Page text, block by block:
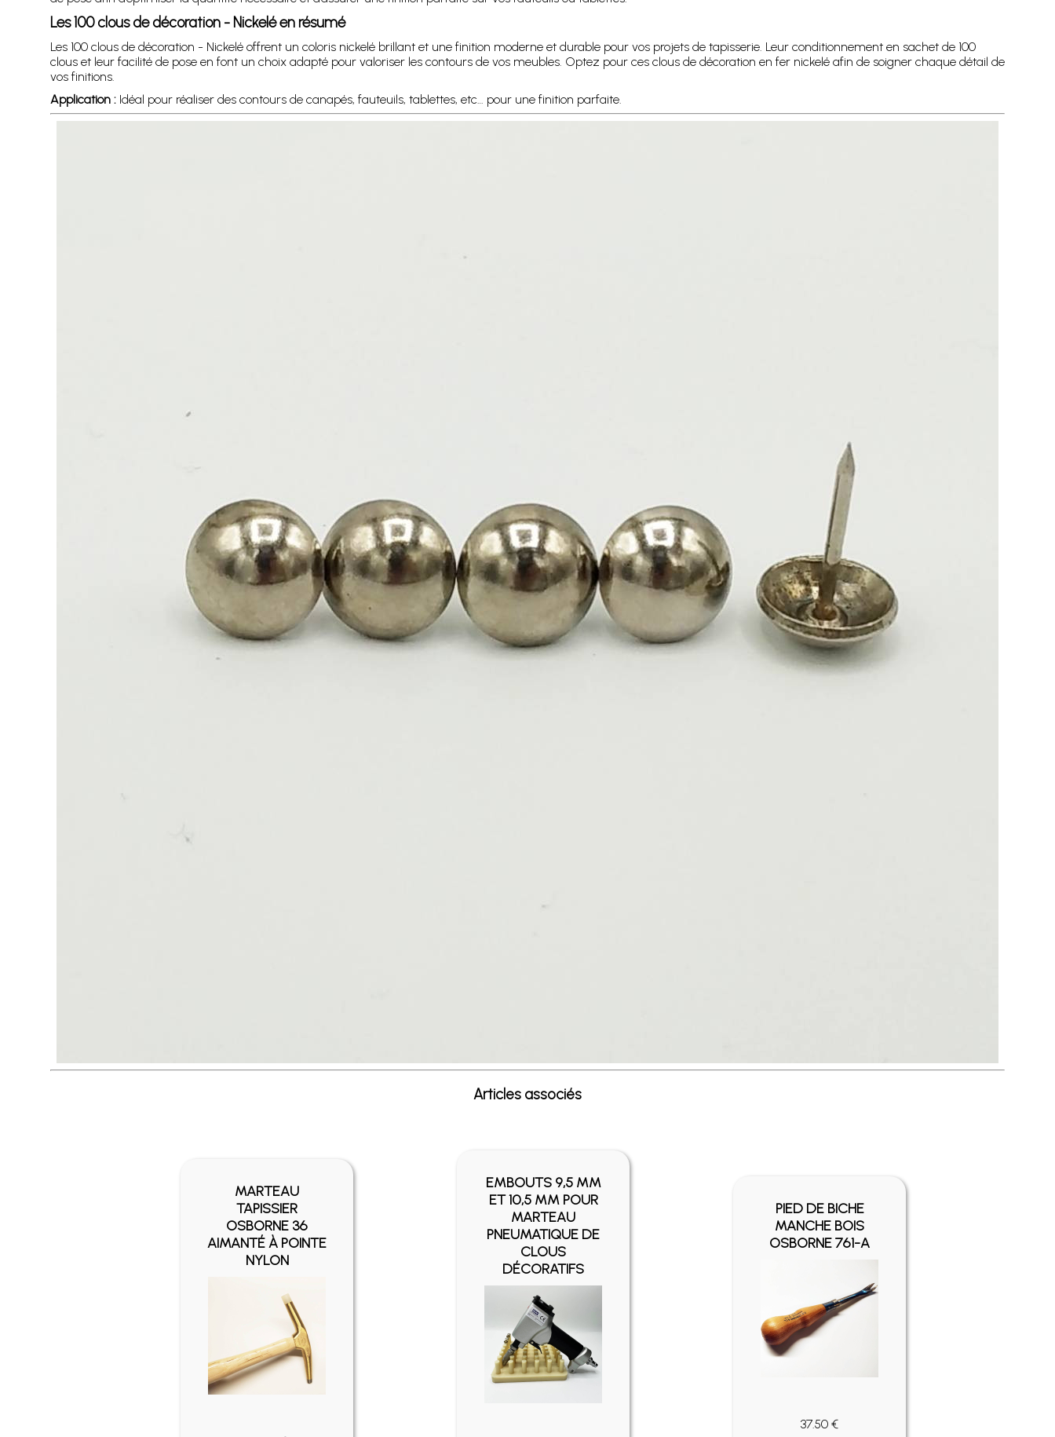
Les 100 clous de décoration - Nickelé en résumé
Les 100 clous de décoration - Nickelé offrent un coloris nickelé brillant et une finition moderne et durable pour vos projets de tapisserie. Leur conditionnement en sachet de 100
clous et leur facilité de pose en font un choix adapté pour valoriser les contours de vos meubles. Optez pour ces clous de décoration en fer nickelé afin de soigner chaque détail de
vos finitions.
Application :Idéal pour réaliser des contours de canapés, fauteuils, tablettes, etc… pour une finition parfaite.
Articles associés
MARTEAU
TAPISSIER
OSBORNE 36
AIMANTÉ À POINTE
NYLON
EMBOUTS 9,5 MM
ET 10,5 MM POUR
MARTEAU
PNEUMATIQUE DE
CLOUS
DÉCORATIFS
PIED DE BICHE
MANCHE BOIS
OSBORNE 761-A
37.50 €